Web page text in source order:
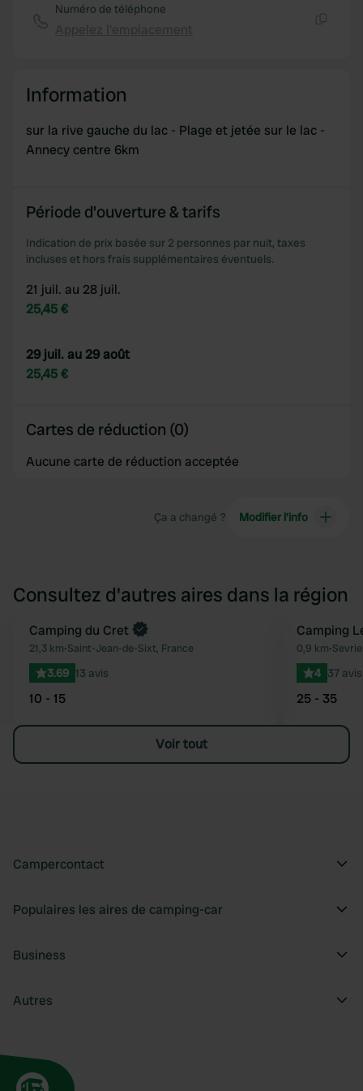
Numéro de téléphone
Information
sur la rive gauche du lac - Plage et jetée sur le lac -
Annecy centre 6km
Période d'ouverture & tarifs
Indication de prix basée sur 2 personnes par nuit, taxes
incluses et hors frais supplémentaires éventuels.
21 juil. au 28 juil.
25,45 €
29 juil. au 29 août
25,45 €
Cartes de réduction (0)
Aucune carte de réduction acceptée
Ça a changé ? Modifier l’info
Consultez d'autres aires dans la région
Préféré
Camping du Cret
21,3 km•Saint-Jean-de-Sixt, France
3.69 13 avis
10 - 15
Camping
0,9 km•
4 37 avis
25 - 35
Voir tout
Campercontact
Populaires les aires de camping-car
Business
Autres